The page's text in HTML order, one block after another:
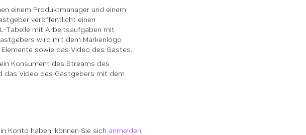
einem Produktmanager und einem
veröffentlicht einen
Tabelle mit Arbeitsaufgaben mit
wird mit dem Markenlogo
sowie das Video des Gastes.
Konsument des Streams des
das Video des Gastgebers mit dem
Konto haben, können Sie sich anmelden